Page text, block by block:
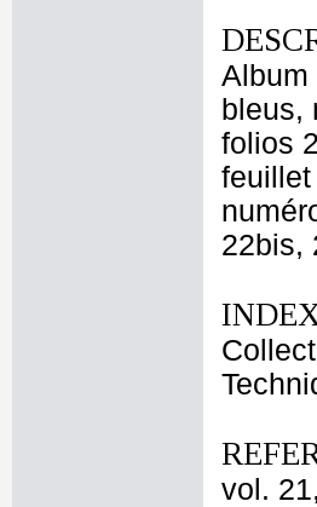
Album
bleus,
folios
22bis,
vol.